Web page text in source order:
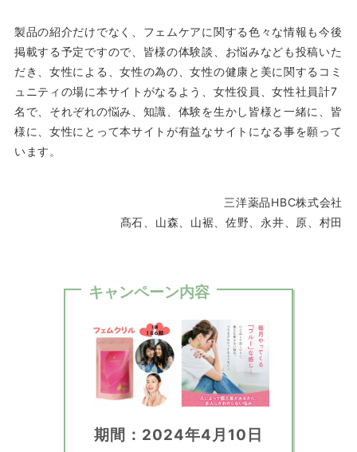
製品の紹介だけでなく、フェムケアに関する色々な情報も今後
掲載する予定ですので、皆様の体験談、お悩みなども投稿いた
だき、女性による、女性の為の、女性の健康と美に関するコミ
ュニティの場に本サイトがなるよう、女性役員、女性社員計7
名で、それぞれの悩み、知識、体験を生かし皆様と一緒に、皆
様に、女性にとって本サイトが有益なサイトになる事を願って
います。
三洋薬品HBC株式会社
髙石、山森、山裾、佐野、永井、原、村田
キャンペーン内容
期間：2024年4月10日